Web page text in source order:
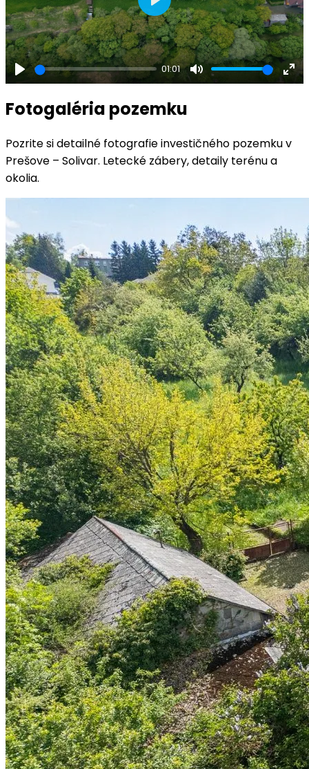
Play
01:01
Mute
Play
Fotogaléria pozemku
Pozrite si detailné fotografie investičného pozemku v
Prešove – Solivar. Letecké zábery, detaily terénu a
okolia.